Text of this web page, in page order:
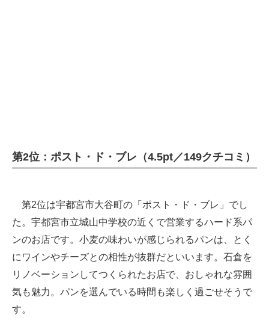
第2位：ポスト・ド・ブレ（4.5pt／149クチコミ）
第2位は宇都宮市大谷町の「ポスト・ド・ブレ」でし
た。宇都宮市立城山中学校の近くで営業するハード系パ
ンのお店です。小麦の味わいが感じられるパンは、とく
にワインやチーズとの相性が抜群だといいます。石倉を
リノベーションしてつくられたお店で、おしゃれな雰囲
気も魅力。パンを選んでいる時間も楽しく過ごせそうで
す。